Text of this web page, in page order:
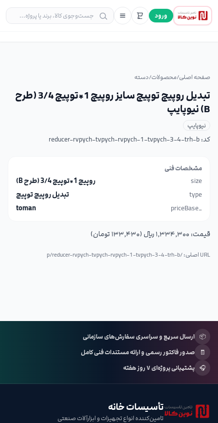
ورود
صفحه اصلی/محصولات/دسته
تبدیل روپیچ توپیچ سایز روپیچ 1*توپیچ 3/4 (طرح
B) نیوپایپ
نیوپایپ
کد:reducer-rvpych-tvpych-rvpych-1-tvpych-3-4-trh-b
مشخصات فنی
size
روپیچ 1*توپیچ 3/4 (طرح B)
type
تبدیل روپیچ توپیچ
_priceBase
toman
قیمت: ۱٬۳۳۴٬۳۰۰ ریال (۱۳۳٬۴۳۰ تومان)
URL اصلی: /p/ reducer-rvpych-tvpych-rvpych-1-tvpych-3-4-trh-b
📦 ارسال سریع و سراسری سفارش‌های سازمانی
🧾
صدور فاکتور رسمی و ارائه مستندات فنی کامل
🎧 پشتیبانی پروژه‌ای ۷ روز هفته
تأسیسات خانه
تامین‌کننده انواع تجهیزات و ابزارآلات صنعتی